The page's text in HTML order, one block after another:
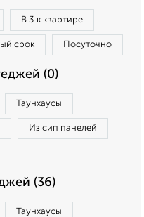
В 3‑к квартире
срок Посуточно
(0)
Таунхаусы
Из сип панелей
(36)
Таунхаусы